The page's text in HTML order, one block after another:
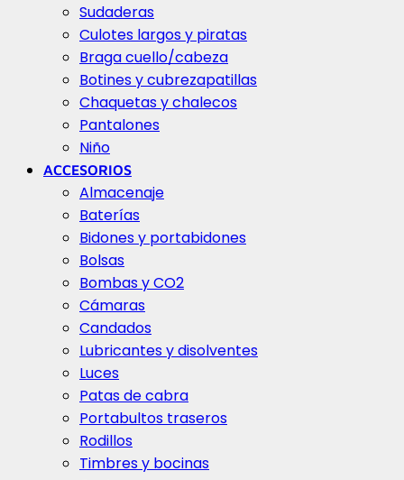
Sudaderas
Culotes largos y piratas
Braga cuello/cabeza
Botines y cubrezapatillas
Chaquetas y chalecos
Pantalones
Niño
ACCESORIOS
Almacenaje
Baterías
Bidones y portabidones
Bolsas
Bombas y CO2
Cámaras
Candados
Lubricantes y disolventes
Luces
Patas de cabra
Portabultos traseros
Rodillos
Timbres y bocinas